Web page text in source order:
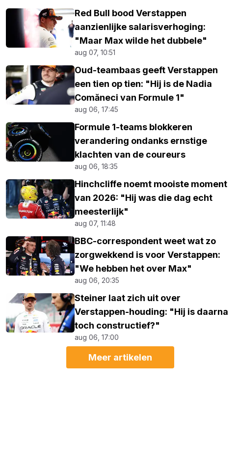
Red Bull bood Verstappen
aanzienlijke salarisverhoging:
"Maar Max wilde het dubbele"
aug 07, 10:51
Oud-teambaas geeft Verstappen
een tien op tien: "Hij is de Nadia
Comăneci van Formule 1"
aug 06, 17:45
Formule 1-teams blokkeren
verandering ondanks ernstige
klachten van de coureurs
aug 06, 18:35
Hinchcliffe noemt mooiste moment
van 2026: "Hij was die dag echt
meesterlijk"
aug 07, 11:48
BBC-correspondent weet wat zo
zorgwekkend is voor Verstappen:
"We hebben het over Max"
aug 06, 20:35
Steiner laat zich uit over
Verstappen-houding: "Hij is daarna
toch constructief?"
aug 06, 17:00
Meer artikelen